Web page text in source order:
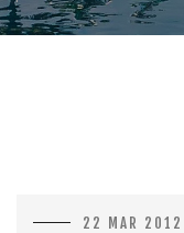
22 MAR 2012